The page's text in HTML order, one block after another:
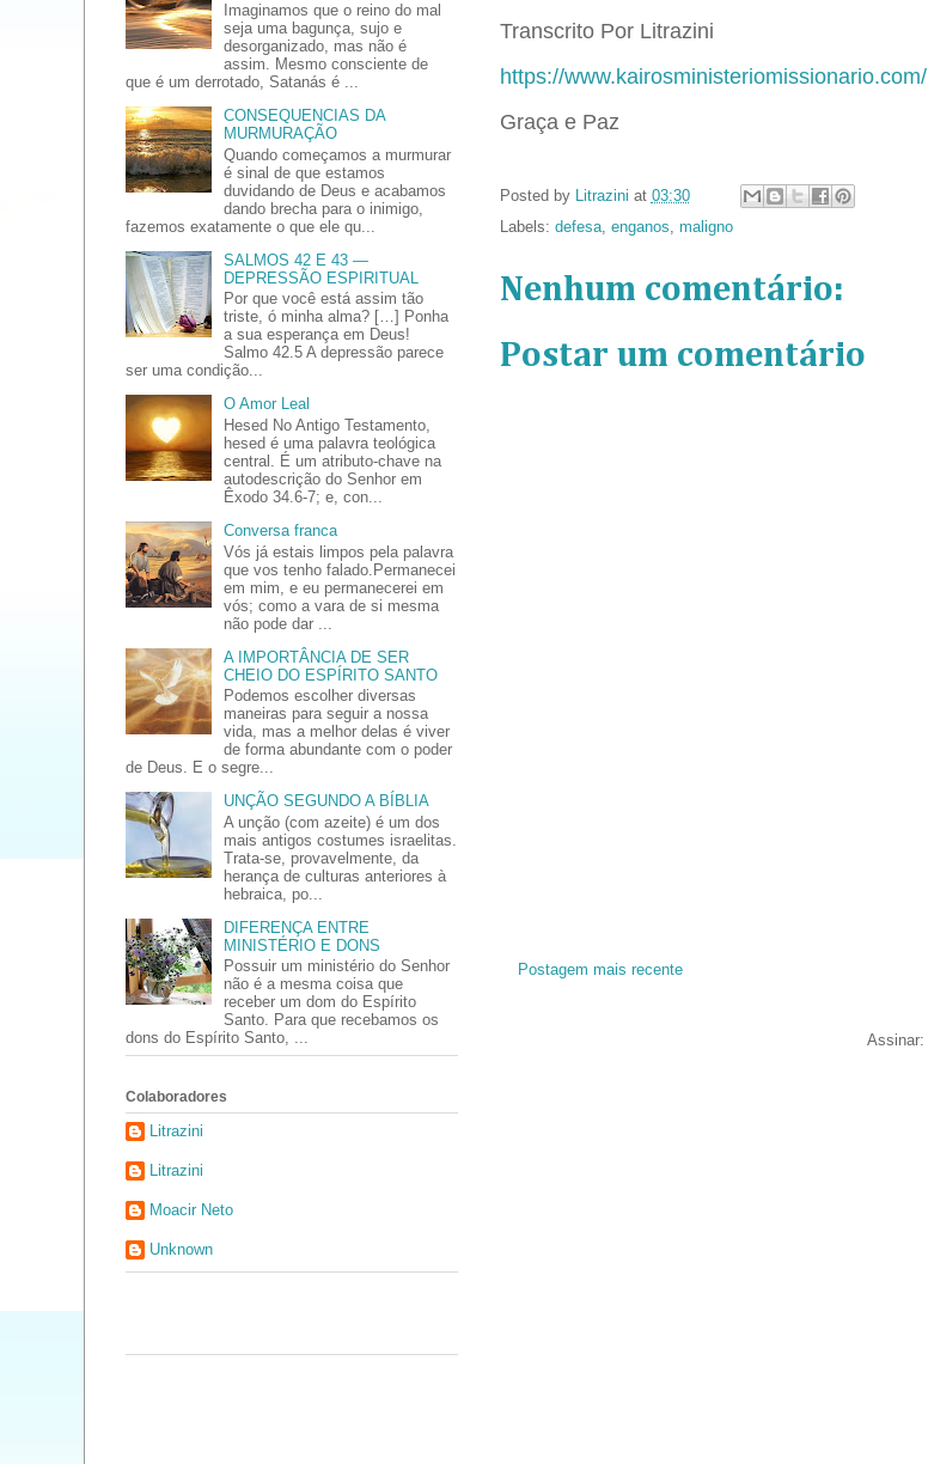
Transcrito Por Litrazini
https://www.kairosministeriomissionario.com/
Graça e Paz
Posted by Litrazini at 03:30
Labels: defesa, enganos, maligno
Nenhum comentário:
Postar um comentário
Postagem mais recente
Assinar:
Imaginamos que o reino do mal
seja uma bagunça, sujo e
desorganizado, mas não é
assim. Mesmo consciente de
que é um derrotado, Satanás é ...
CONSEQUENCIAS DA
MURMURAÇÃO
Quando começamos a murmurar
é sinal de que estamos
duvidando de Deus e acabamos
dando brecha para o inimigo,
fazemos exatamente o que ele qu...
SALMOS 42 E 43 —
DEPRESSÃO ESPIRITUAL
Por que você está assim tão
triste, ó minha alma? […] Ponha
a sua esperança em Deus!
Salmo 42.5 A depressão parece
ser uma condição...
O Amor Leal
Hesed No Antigo Testamento,
hesed é uma palavra teológica
central. É um atributo-chave na
autodescrição do Senhor em
Êxodo 34.6-7; e, con...
Conversa franca
Vós já estais limpos pela palavra
que vos tenho falado.Permanecei
em mim, e eu permanecerei em
vós; como a vara de si mesma
não pode dar ...
A IMPORTÂNCIA DE SER
CHEIO DO ESPÍRITO SANTO
Podemos escolher diversas
maneiras para seguir a nossa
vida, mas a melhor delas é viver
de forma abundante com o poder
de Deus. E o segre...
UNÇÃO SEGUNDO A BÍBLIA
A unção (com azeite) é um dos
mais antigos costumes israelitas.
Trata-se, provavelmente, da
herança de culturas anteriores à
hebraica, po...
DIFERENÇA ENTRE
MINISTÉRIO E DONS
Possuir um ministério do Senhor
não é a mesma coisa que
receber um dom do Espírito
Santo. Para que recebamos os
dons do Espírito Santo, ...
Colaboradores
Litrazini
Litrazini
Moacir Neto
Unknown